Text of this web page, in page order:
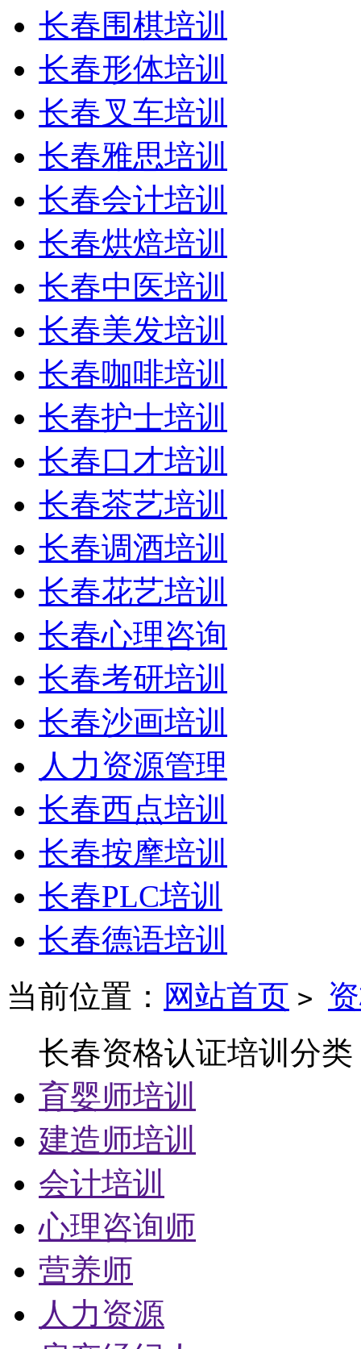
长春围棋培训
长春形体培训
长春叉车培训
长春雅思培训
长春会计培训
长春烘焙培训
长春中医培训
长春美发培训
长春咖啡培训
长春护士培训
长春口才培训
长春茶艺培训
长春调酒培训
长春花艺培训
长春心理咨询
长春考研培训
长春沙画培训
人力资源管理
长春西点培训
长春按摩培训
长春PLC培训
长春德语培训
当前位置： 网站首页 >
长春资格认证培训分类
育婴师培训
建造师培训
会计培训
心理咨询师
营养师
人力资源